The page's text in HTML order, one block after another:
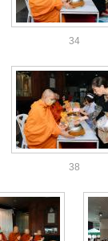
34
38